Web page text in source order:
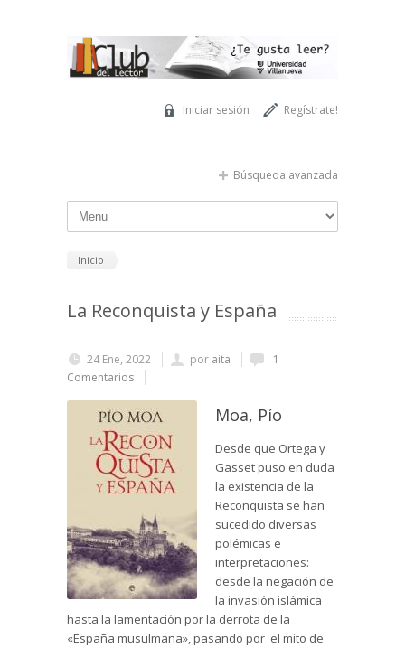
Regístrate!
Iniciar sesión
Búsqueda avanzada
Inicio
La Reconquista y España
24 Ene, 2022 por aita
1
Comentarios
Moa, Pío
Desde que Ortega y
Gasset puso en duda
la existencia de la
Reconquista se han
sucedido diversas
polémicas e
interpretaciones:
desde la negación de
la invasión islámica
hasta la lamentación por la derrota de la
«España musulmana», pasando por el mito de